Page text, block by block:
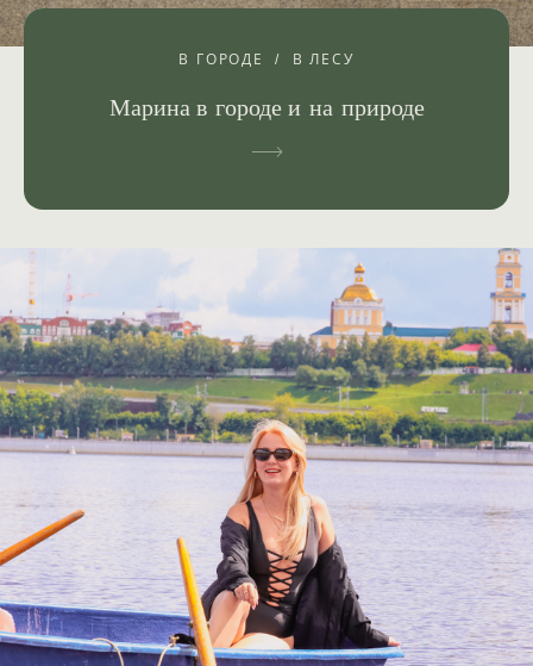
В ГОРОДЕ В ЛЕСУ
Марина в городе и на природе